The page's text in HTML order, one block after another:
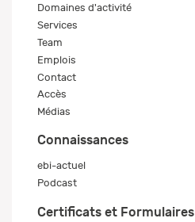
Domaines d'activité
Services
Team
Emplois
Contact
Accès
Médias
Connaissances
ebi-actuel
Podcast
Certificats et Formulaires